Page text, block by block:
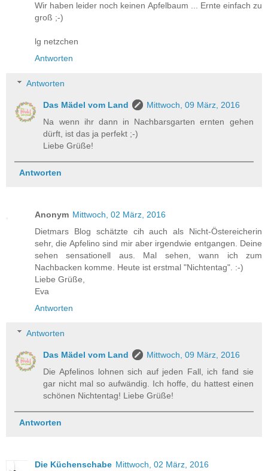
Wir haben leider noch keinen Apfelbaum ... Ernte einfach zu
groß ;-)
lg netzchen
Antworten
Antworten
Das Mädel vom Land
Mittwoch, 09 März, 2016
Na wenn ihr dann in Nachbarsgarten ernten gehen
dürft, ist das ja perfekt ;-)
Liebe Grüße!
Antworten
Anonym Mittwoch, 02 März, 2016
Dietmars Blog schätzte cih auch als Nicht-Östereicherin
sehr, die Apfelino sind mir aber irgendwie entgangen. Deine
sehen sensationell aus. Mal sehen, wann ich zum
Nachbacken komme. Heute ist erstmal "Nichtentag". :-)
Liebe Grüße,
Eva
Antworten
Antworten
Das Mädel vom Land
Mittwoch, 09 März, 2016
Die Apfelinos lohnen sich auf jeden Fall, ich fand sie
gar nicht mal so aufwändig. Ich hoffe, du hattest einen
schönen Nichtentag! Liebe Grüße!
Antworten
Die Küchenschabe Mittwoch, 02 März, 2016